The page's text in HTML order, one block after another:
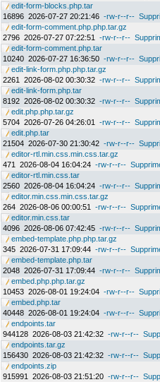
edit-form-blocks.php.tar
16896 2026-07-27 20:21:46 -rw-r--r--
edit-form-comment.php.php.tar.gz
2796 2026-07-27 07:22:51 -rw-r--r--
edit-form-comment.php.tar
10240 2026-07-27 16:36:50 -rw-r--r--
edit-link-form.php.php.tar.gz
2261
2026-08-02 00:30:32 -rw-r--r--
edit-link-form.php.tar
8192 2026-08-02 00:30:32 -rw-r--r--
edit.php.php.tar.gz
5704 2026-07-26 04:26:01 -rw-r--r--
edit.php.tar
21504 2026-07-30 21:30:42 -rw-r--r--
editor-rtl.min.css.min.css.tar.gz
471
2026-08-04 16:04:24 -rw-r--r--
editor-rtl.min.css.tar
2560 2026-08-04 16:04:24 -rw-r--r--
editor.min.css.min.css.tar.gz
264 2026-08-06 00:00:51 -rw-r--r--
editor.min.css.tar
4096 2026-08-06 07:42:45 -rw-r--r--
embed-template.php.php.tar.gz
345 2026-07-31 17:09:44 -rw-r--r--
embed-template.php.tar
2048 2026-07-31 17:09:44 -rw-r--r--
embed.php.php.tar.gz
10453 2026-08-01 19:24:04 -rw-r--r--
embed.php.tar
40448 2026-08-01 19:24:04 -rw-r--r--
endpoints.tar
944128 2026-08-03 21:42:32 -rw-r--r--
endpoints.tar.gz
156430 2026-08-03 21:42:32 -rw-r--r--
endpoints.zip
915991
2026-08-03 21:51:20 -rw-r--r--